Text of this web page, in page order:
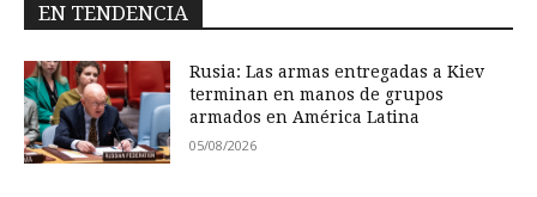
EN TENDENCIA
Rusia: Las armas entregadas a Kiev
terminan en manos de grupos
armados en América Latina
05/08/2026